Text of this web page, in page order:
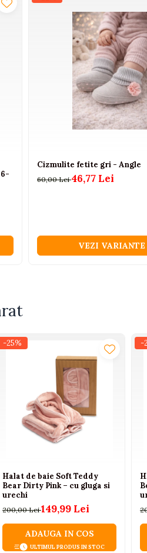
Cizmulite fetite gri - Angle
60,00 Lei46,77 Lei
VEZI VARIANTE
-25%
Halat de baie Soft Teddy
Bear Dirty Pink – cu gluga si
urechi
200,00 Lei149,99 Lei
ADAUGA IN COS
ULTIMUL PRODUS IN STOC
-